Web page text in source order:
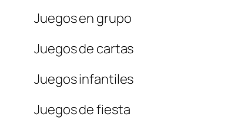
Juegos en grupo
Juegos de cartas
Juegos infantiles
Juegos de fiesta